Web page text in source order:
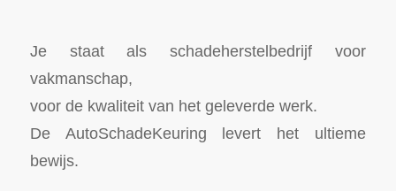
Je staat als schadeherstelbedrijf voor
vakmanschap,
voor de kwaliteit van het geleverde werk.
De AutoSchadeKeuring levert het ultieme
bewijs.